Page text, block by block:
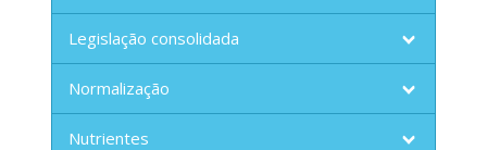
Legislação consolidada
Normalização
Nutrientes